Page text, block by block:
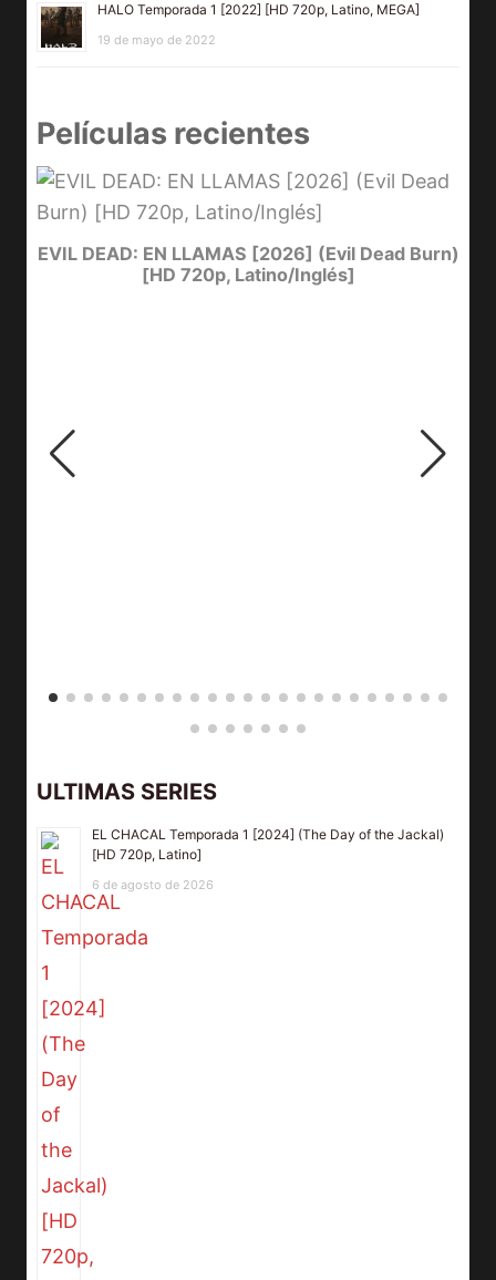
HALO Temporada 1 [2022] [HD 720p, Latino, MEGA]
19 de mayo de 2022
Películas recientes
EVIL DEAD: EN LLAMAS [2026] (Evil Dead Burn)
[HD 720p, Latino/Inglés]
ULTIMAS SERIES
EL CHACAL Temporada 1 [2024] (The Day of the Jackal)
[HD 720p, Latino]
6 de agosto de 2026